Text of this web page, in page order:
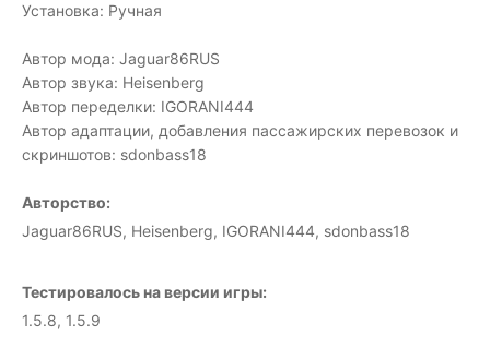
Установка: Ручная
Автор мода: Jaguar86RUS
Автор звука: Heisenberg
Автор переделки: IGORANI444
Автор адаптации, добавления пассажирских перевозок и
скриншотов: sdonbass18
Авторство:
Jaguar86RUS, Heisenberg, IGORANI444, sdonbass18
Тестировалось на версии игры:
1.5.8, 1.5.9